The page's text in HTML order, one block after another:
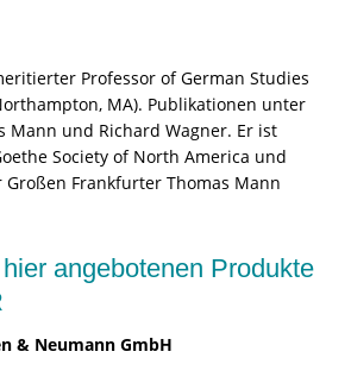
Professor of German Studies
MA). Publikationen unter
Mann und Richard Wagner. Er ist
Society of North America und
Frankfurter Thomas Mann
angebotenen Produkte
& Neumann GmbH